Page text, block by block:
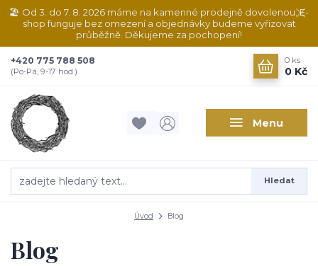
🏖️ Od 3. do 7. 8. 2026 máme na kamenné prodejně dovolenou. E-
shop funguje bez omezení a objednávky budeme vyřizovat
průběžně. Děkujeme za pochopení!
Menu
Hledat
+420 775 788 508
(Po-Pá, 9-17 hod.)
0 ks
0 Kč
Úvod Blog
Blog